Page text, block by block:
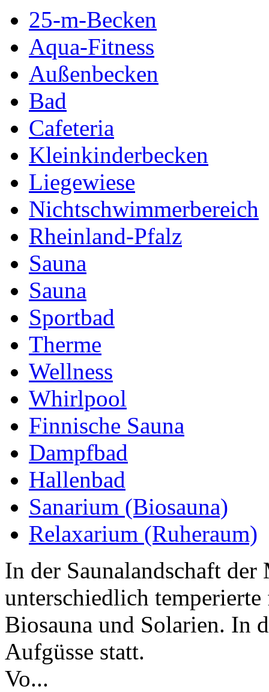
25-m-Becken
Aqua-Fitness
Außenbecken
Bad
Cafeteria
Kleinkinderbecken
Liegewiese
Nichtschwimmerbereich
Rheinland-Pfalz
Sauna
Sauna
Sportbad
Therme
Wellness
Whirlpool
Finnische Sauna
Dampfbad
Hallenbad
Sanarium (Biosauna)
Relaxarium (Ruheraum)
In der Saunalandschaft
unterschiedlich
Biosauna und Solarien. In
Aufgüsse statt.
Vo...